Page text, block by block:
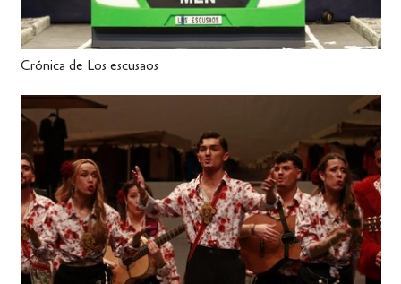
Crónica de Los escusaos